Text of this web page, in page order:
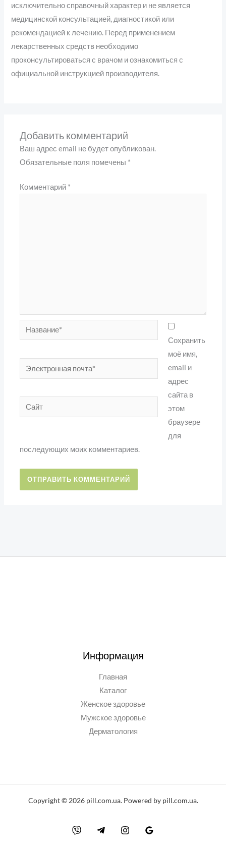
исключительно справочный характер и не является
медицинской консультацией, диагностикой или
рекомендацией к лечению. Перед применением
лекарственных средств необходимо
проконсультироваться с врачом и ознакомиться с
официальной инструкцией производителя.
Добавить комментарий
Ваш адрес email не будет опубликован.
Обязательные поля помечены *
Комментарий *
Название*
Электронная
почта*
Сайт
Сохранить
моё имя,
email и
адрес
сайта в
этом
браузере
для
последующих моих комментариев.
Информация
Главная
Каталог
Женское здоровье
Мужское здоровье
Дерматология
Copyright © 2026 pill.com.ua. Powered by pill.com.ua.